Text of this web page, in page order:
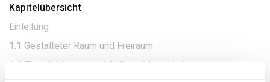
Kapitelübersicht
Einleitung
1.1 Gestalteter Raum und Freiraum
1.2 Eigeninitiative und Selbstwirksamkeit